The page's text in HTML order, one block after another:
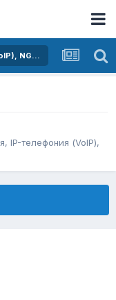
Телефония: классическая, IP-телефония (VoIP), NGN сети
IP-телефония (VoIP),